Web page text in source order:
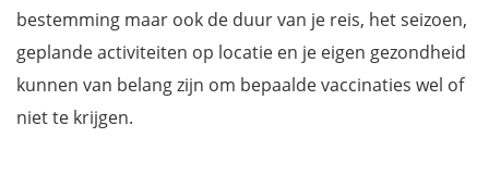
bestemming maar ook de duur van je reis, het seizoen,
geplande activiteiten op locatie en je eigen gezondheid
kunnen van belang zijn om bepaalde vaccinaties wel of
niet te krijgen.